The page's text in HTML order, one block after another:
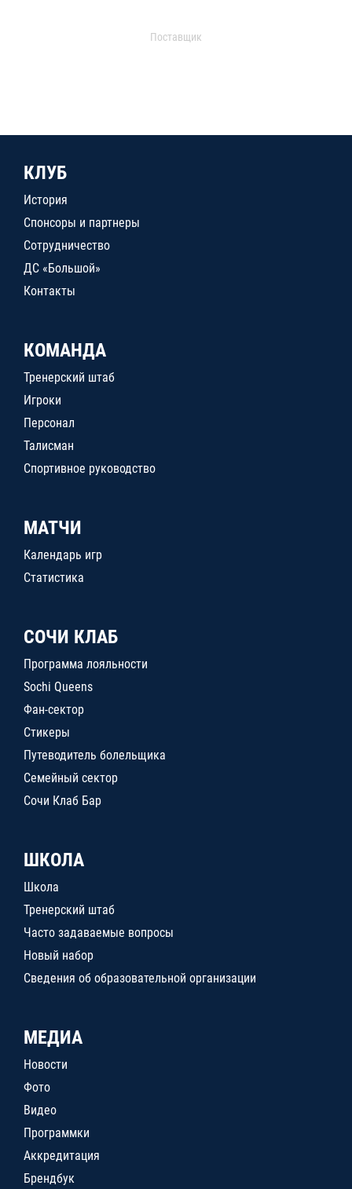
Поставщик
КЛУБ
История
Спонсоры и партнеры
Сотрудничество
ДС «Большой»
Контакты
КОМАНДА
Тренерский штаб
Игроки
Персонал
Талисман
Спортивное руководство
МАТЧИ
Календарь игр
Статистика
СОЧИ КЛАБ
Программа лояльности
Sochi Queens
Фан-сектор
Стикеры
Путеводитель болельщика
Семейный сектор
Сочи Клаб Бар
ШКОЛА
Школа
Тренерский штаб
Часто задаваемые вопросы
Новый набор
Сведения об образовательной организации
МЕДИА
Новости
Фото
Видео
Программки
Аккредитация
Брендбук